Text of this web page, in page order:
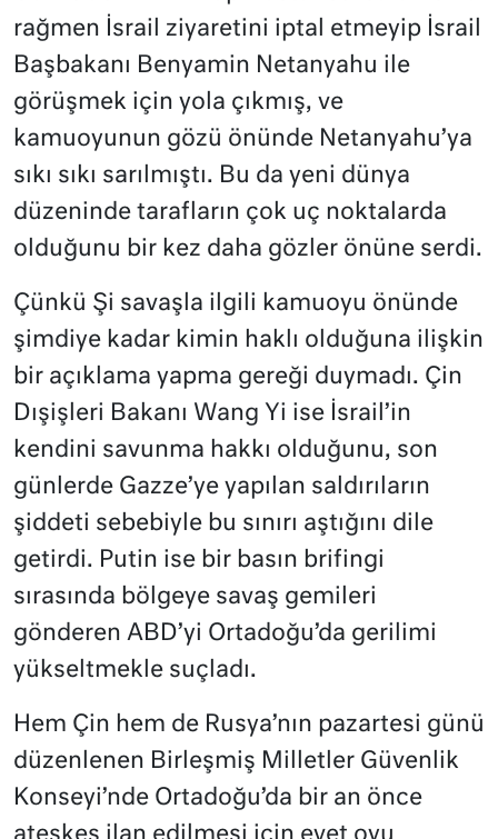
rağmen İsrail ziyaretini iptal etmeyip İsrail
Başbakanı Benyamin Netanyahu ile
görüşmek için yola çıkmış, ve
kamuoyunun gözü önünde Netanyahu’ya
sıkı sıkı sarılmıştı. Bu da yeni dünya
düzeninde tarafların çok uç noktalarda
olduğunu bir kez daha gözler önüne serdi.
Çünkü Şi savaşla ilgili kamuoyu önünde
şimdiye kadar kimin haklı olduğuna ilişkin
bir açıklama yapma gereği duymadı. Çin
Dışişleri Bakanı Wang Yi ise İsrail’in
kendini savunma hakkı olduğunu, son
günlerde Gazze’ye yapılan saldırıların
şiddeti sebebiyle bu sınırı aştığını dile
getirdi. Putin ise bir basın brifingi
sırasında bölgeye savaş gemileri
gönderen ABD’yi Ortadoğu’da gerilimi
yükseltmekle suçladı.
Hem Çin hem de Rusya’nın pazartesi günü
düzenlenen Birleşmiş Milletler Güvenlik
Konseyi’nde Ortadoğu’da bir an önce